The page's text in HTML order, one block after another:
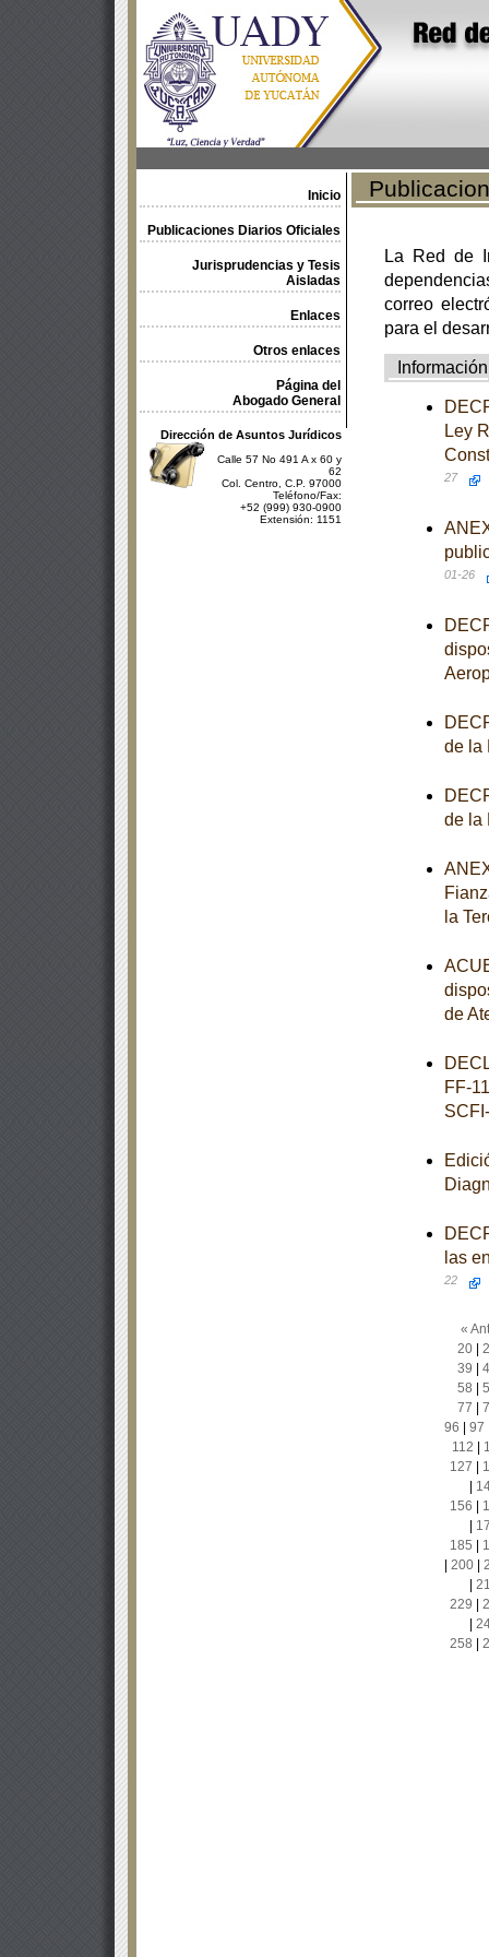
Inicio
Publicaciones Diarios Oficiales
Jurisprudencias y Tesis
Aisladas
Enlaces
Otros enlaces
Página del
Abogado General
Dirección de Asuntos Jurídicos
Calle 57 No 491 A x 60 y
62
Col. Centro, C.P. 97000
Teléfono/Fax:
+52 (999) 930-0900
Extensión: 1151
La Red de
correo
para el
Información
Ley
27
01-26
de la
de la
la
de
FF-
las
22
«
20|
39
58
77
96
97
112
127
156
185
200|
229
258